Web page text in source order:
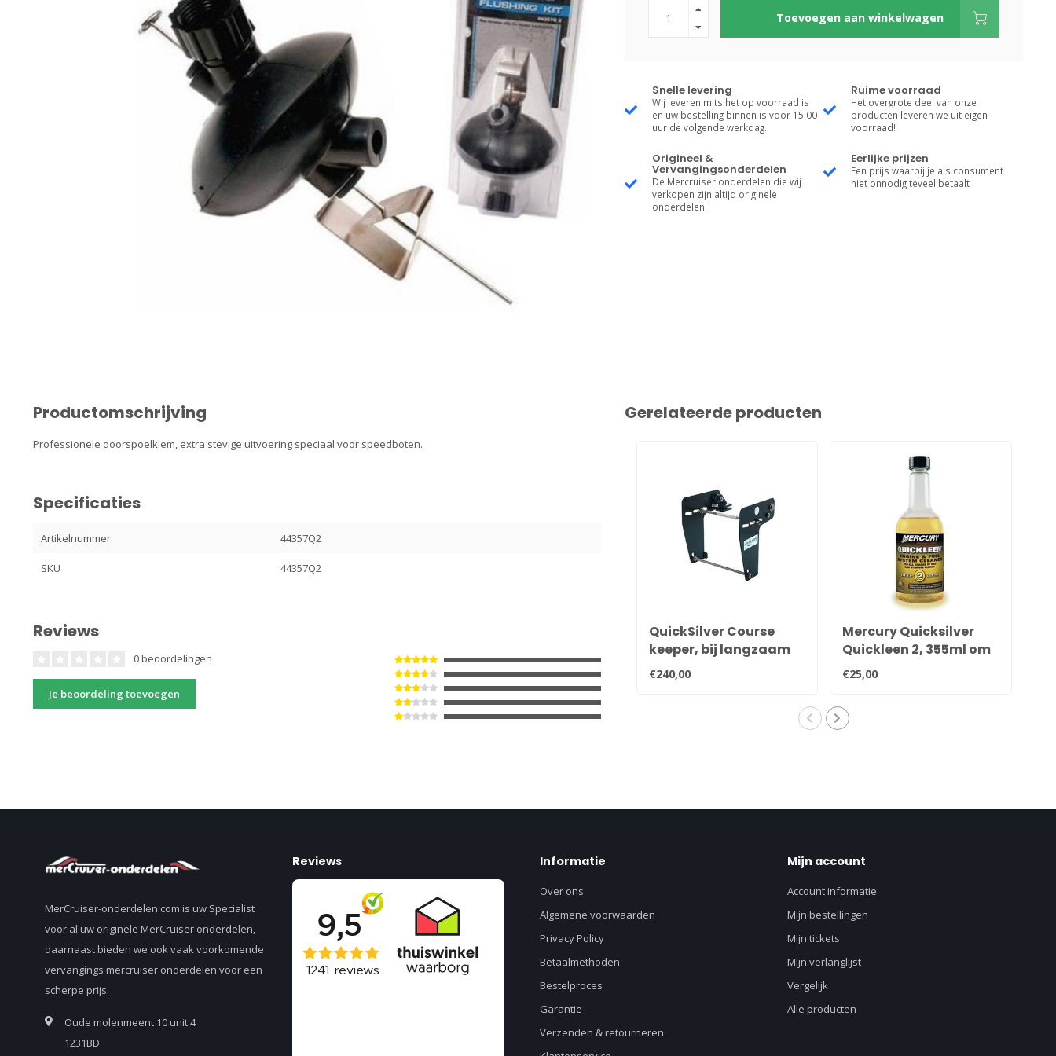
Toevoegen aan winkelwagen
Snelle levering
Wij leveren mits het op voorraad is
en uw bestelling binnen is voor 15.00
uur de volgende werkdag.
Ruime voorraad
Het overgrote deel van onze
producten leveren we uit eigen
voorraad!
Origineel &
Vervangingsonderdelen
De Mercruiser onderdelen die wij
verkopen zijn altijd originele
onderdelen!
Eerlijke prijzen
Een prijs waarbij je als consument
niet onnodig teveel betaalt
Productomschrijving
Professionele doorspoelklem, extra stevige uitvoering speciaal voor speedboten.
Specificaties
Artikelnummer 44357Q2
SKU 44357Q2
Reviews
0 beoordelingen
Je beoordeling toevoegen
Gerelateerde producten
QuickSilver Course
keeper, bij langzaam
varen uw boot onder
controle.
€240,00
Mercury Quicksilver
Quickleen 2, 355ml om
227 liter benzine te
behandelen
€25,00
MerCruiser-onderdelen.com is uw Specialist
voor al uw originele MerCruiser onderdelen,
daarnaast bieden we ook vaak voorkomende
vervangings mercruiser onderdelen voor een
scherpe prijs.
Oude molenmeent 10 unit 4
1231BD
Reviews Informatie
Over ons
Algemene voorwaarden
Privacy Policy
Betaalmethoden
Bestelproces
Garantie
Verzenden & retourneren
Mijn account
Account informatie
Mijn bestellingen
Mijn tickets
Mijn verlanglijst
Vergelijk
Alle producten